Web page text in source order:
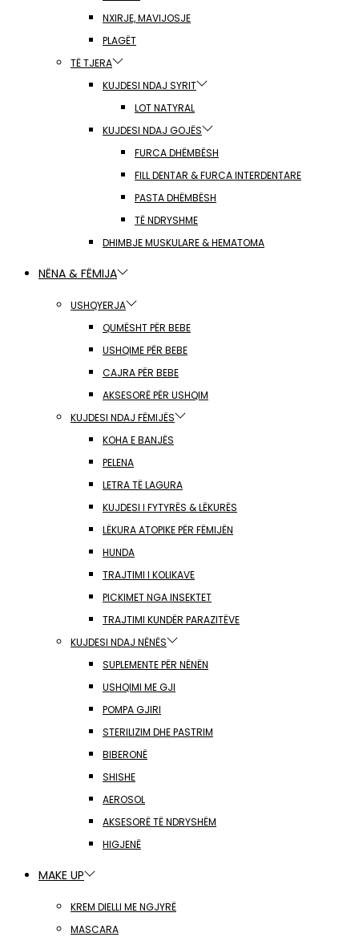
NXIRJE, MAVIJOSJE
PLAGËT
TË TJERA
KUJDESI NDAJ SYRIT
LOT NATYRAL
KUJDESI NDAJ GOJËS
FURCA DHËMBËSH
FILL DENTAR & FURCA INTERDENTARE
PASTA DHËMBËSH
TË NDRYSHME
DHIMBJE MUSKULARE & HEMATOMA
NËNA & FËMIJA
USHQYERJA
QUMËSHT PËR BEBE
USHQIME PËR BEBE
CAJRA PËR BEBE
AKSESORË PËR USHQIM
KUJDESI NDAJ FËMIJËS
KOHA E BANJËS
PELENA
LETRA TË LAGURA
KUJDESI I FYTYRËS & LËKURËS
LËKURA ATOPIKE PËR FËMIJËN
HUNDA
TRAJTIMI I KOLIKAVE
PICKIMET NGA INSEKTET
TRAJTIMI KUNDËR PARAZITËVE
KUJDESI NDAJ NËNËS
SUPLEMENTE PËR NËNËN
USHQIMI ME GJI
POMPA GJIRI
STERILIZIM DHE PASTRIM
BIBERONË
SHISHE
AEROSOL
AKSESORË TË NDRYSHËM
HIGJENË
MAKE UP
KREM DIELLI ME NGJYRË
MASCARA